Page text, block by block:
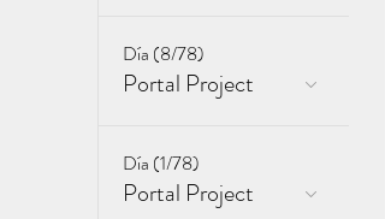
Día (8/78)
Portal Project
Día (1/78)
Portal Project